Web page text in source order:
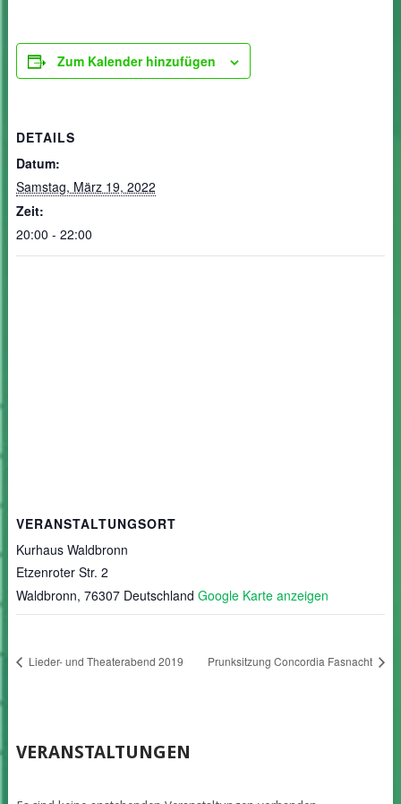
Zum Kalender hinzufügen
DETAILS
Datum:
Samstag, März 19, 2022
Zeit:
20:00 - 22:00
VERANSTALTUNGSORT
Kurhaus Waldbronn
Etzenroter Str. 2
Waldbronn, 76307 Deutschland Google Karte anzeigen
Lieder- und Theaterabend 2019 Prunksitzung Concordia Fasnacht
VERANSTALTUNGEN